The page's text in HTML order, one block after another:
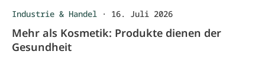
Industrie & Handel · 16. Juli 2026
Mehr als Kosmetik: Produkte dienen der
Gesundheit